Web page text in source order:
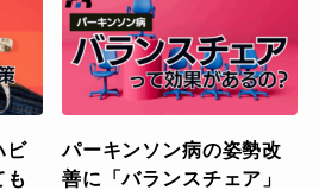
ビ
も
パーキンソン病の姿勢改
善に「バランスチェア」